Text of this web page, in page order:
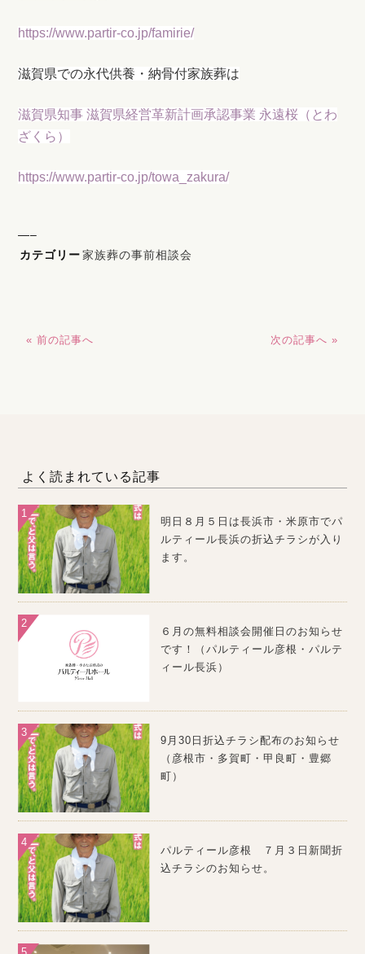
https://www.partir-co.jp/famirie/
滋賀県での永代供養・納骨付家族葬は
滋賀県知事 滋賀県経営革新計画承認事業 永遠桜（とわ
ざくら）
https://www.partir-co.jp/towa_zakura/
—–
カテゴリー 家族葬の事前相談会
« 前の記事へ 次の記事へ »
よく読まれている記事
明日８月５日は長浜市・米原市でパ
ルティール長浜の折込チラシが入り
ます。
６月の無料相談会開催日のお知らせ
です！（パルティール彦根・パルテ
ィール長浜）
9月30日折込チラシ配布のお知らせ
（彦根市・多賀町・甲良町・豊郷
町）
パルティール彦根 ７月３日新聞折
込チラシのお知らせ。